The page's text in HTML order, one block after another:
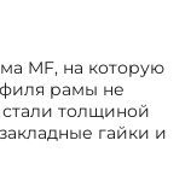
MF, на которую
рамы не
толщиной
гайки и